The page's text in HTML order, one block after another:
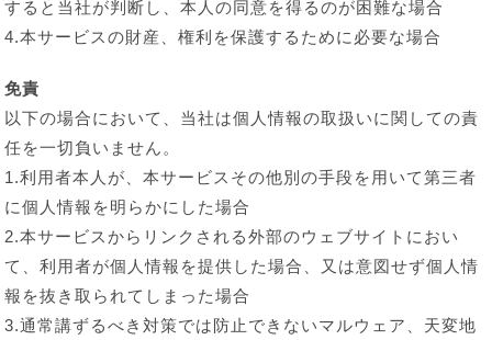
すると当社が判断し、本人の同意を得るのが困難な場合
4.本サービスの財産、権利を保護するために必要な場合
免責
以下の場合において、当社は個人情報の取扱いに関しての責
任を一切負いません。
1.利用者本人が、本サービスその他別の手段を用いて第三者
に個人情報を明らかにした場合
2.本サービスからリンクされる外部のウェブサイトにおい
て、利用者が個人情報を提供した場合、又は意図せず個人情
報を抜き取られてしまった場合
3.通常講ずるべき対策では防止できないマルウェア、天変地